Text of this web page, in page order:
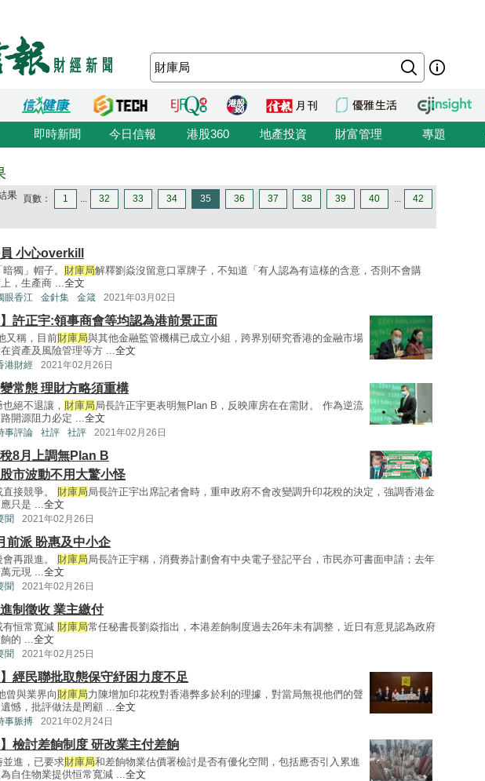
即時新聞 今日信報 港股360 地產投資 財富管理 專題
果 頁數： 1 ... 32 33 34 35 36 37 38 39 40 ... 42
小心overkill
獨」帽子。 財庫局解釋劉焱沒留意口罩牌子，不知道「有人認為有這樣的含意，否則不會購
，生產商 ...全文
眼香江 金針集 金箴 2021年03月02日
】許正宇:領事商會等均認為港前景正面
又稱，目前財庫局與其他金融監管機構已成立小組，跨界別研究香港的金融市場
資產及風險管理等方 ...全文
港財經 2021年02月26日
常態 理財方略須重構
絕不退讓， 財庫局局長許正宇更表明無Plan B，反映庫房在在需財。 作為逆流
開源阻力必定 ...全文
事評論 社評 社評 2021年02月26日
8月上調無Plan B
市波動不用大驚小怪
接競爭。 財庫局局長許正宇出席記者會時，重申政府不會改變調升印花稅的決定，強調香港金
只是 ...全文
聞 2021年02月26日
前派 盼惠及中小企
再跟進。 財庫局局長許正宇稱，消費券計劃會有中央電子登記平台，市民亦可書面申請；去年
元現 ...全文
聞 2021年02月26日
制徵收 業主繳付
有恒常寬減 財庫局常任秘書長劉焱指出，本港差餉制度過去26年未有調整，近日有意見認為政府
的 ...全文
聞 2021年02月25日
】經民聯批取態保守紓困力度不足
曾與業界向財庫局力陳增加印花稅對香港弊多於利的理據，對當局無視他們的聲
憾，批評做法是罔顧 ...全文
事脈搏 2021年02月24日
】檢討差餉制度 研改業主付差餉
並進，已要求財庫局和差餉物業估價署檢討是否有優化空間，包括應否引入累進
自住物業提供恒常寬減 ...全文